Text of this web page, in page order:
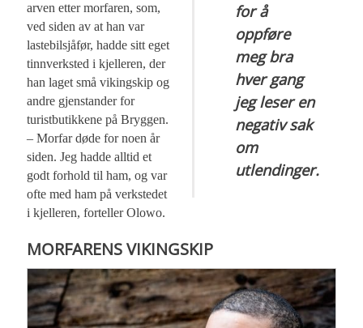
for å
oppføre
meg bra
hver gang
jeg leser en
negativ sak
om
utlendinger.
arven etter morfaren, som,
ved siden av at han var
lastebilsjåfør, hadde sitt eget
tinnverksted i kjelleren, der
han laget små vikingskip og
andre gjenstander for
turistbutikkene på Bryggen.
– Morfar døde for noen år
siden. Jeg hadde alltid et
godt forhold til ham, og var
ofte med ham på verkstedet
i kjelleren, forteller Olowo.
MORFARENS VIKINGSKIP